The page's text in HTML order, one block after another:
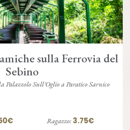
sulla Ferrovia del
Sebino
Palazzolo Sull'Oglio a Paratico Sarnico
Ragazzo: 3.75€